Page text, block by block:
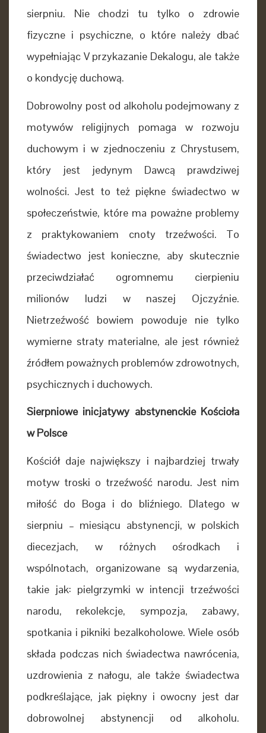
sierpniu. Nie chodzi tu tylko o zdrowie
fizyczne i psychiczne, o które należy dbać
wypełniając V przykazanie Dekalogu, ale także
o kondycję duchową.
Dobrowolny post od alkoholu podejmowany z
motywów religijnych pomaga w rozwoju
duchowym i w zjednoczeniu z Chrystusem,
który jest jedynym Dawcą prawdziwej
wolności. Jest to też piękne świadectwo w
społeczeństwie, które ma poważne problemy
z praktykowaniem cnoty trzeźwości. To
świadectwo jest konieczne, aby skutecznie
przeciwdziałać ogromnemu cierpieniu
milionów ludzi w naszej Ojczyźnie.
Nietrzeźwość bowiem powoduje nie tylko
wymierne straty materialne, ale jest również
źródłem poważnych problemów zdrowotnych,
psychicznych i duchowych.
Sierpniowe inicjatywy abstynenckie Kościoła
w Polsce
Kościół daje największy i najbardziej trwały
motyw troski o trzeźwość narodu. Jest nim
miłość do Boga i do bliźniego. Dlatego w
sierpniu – miesiącu abstynencji, w polskich
diecezjach, w różnych ośrodkach i
wspólnotach, organizowane są wydarzenia,
takie jak: pielgrzymki w intencji trzeźwości
narodu, rekolekcje, sympozja, zabawy,
spotkania i pikniki bezalkoholowe. Wiele osób
składa podczas nich świadectwa nawrócenia,
uzdrowienia z nałogu, ale także świadectwa
podkreślające, jak piękny i owocny jest dar
dobrowolnej abstynencji od alkoholu.